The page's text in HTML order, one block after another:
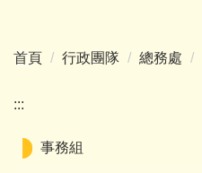
首頁 行政團隊 總務處
:::
事務組